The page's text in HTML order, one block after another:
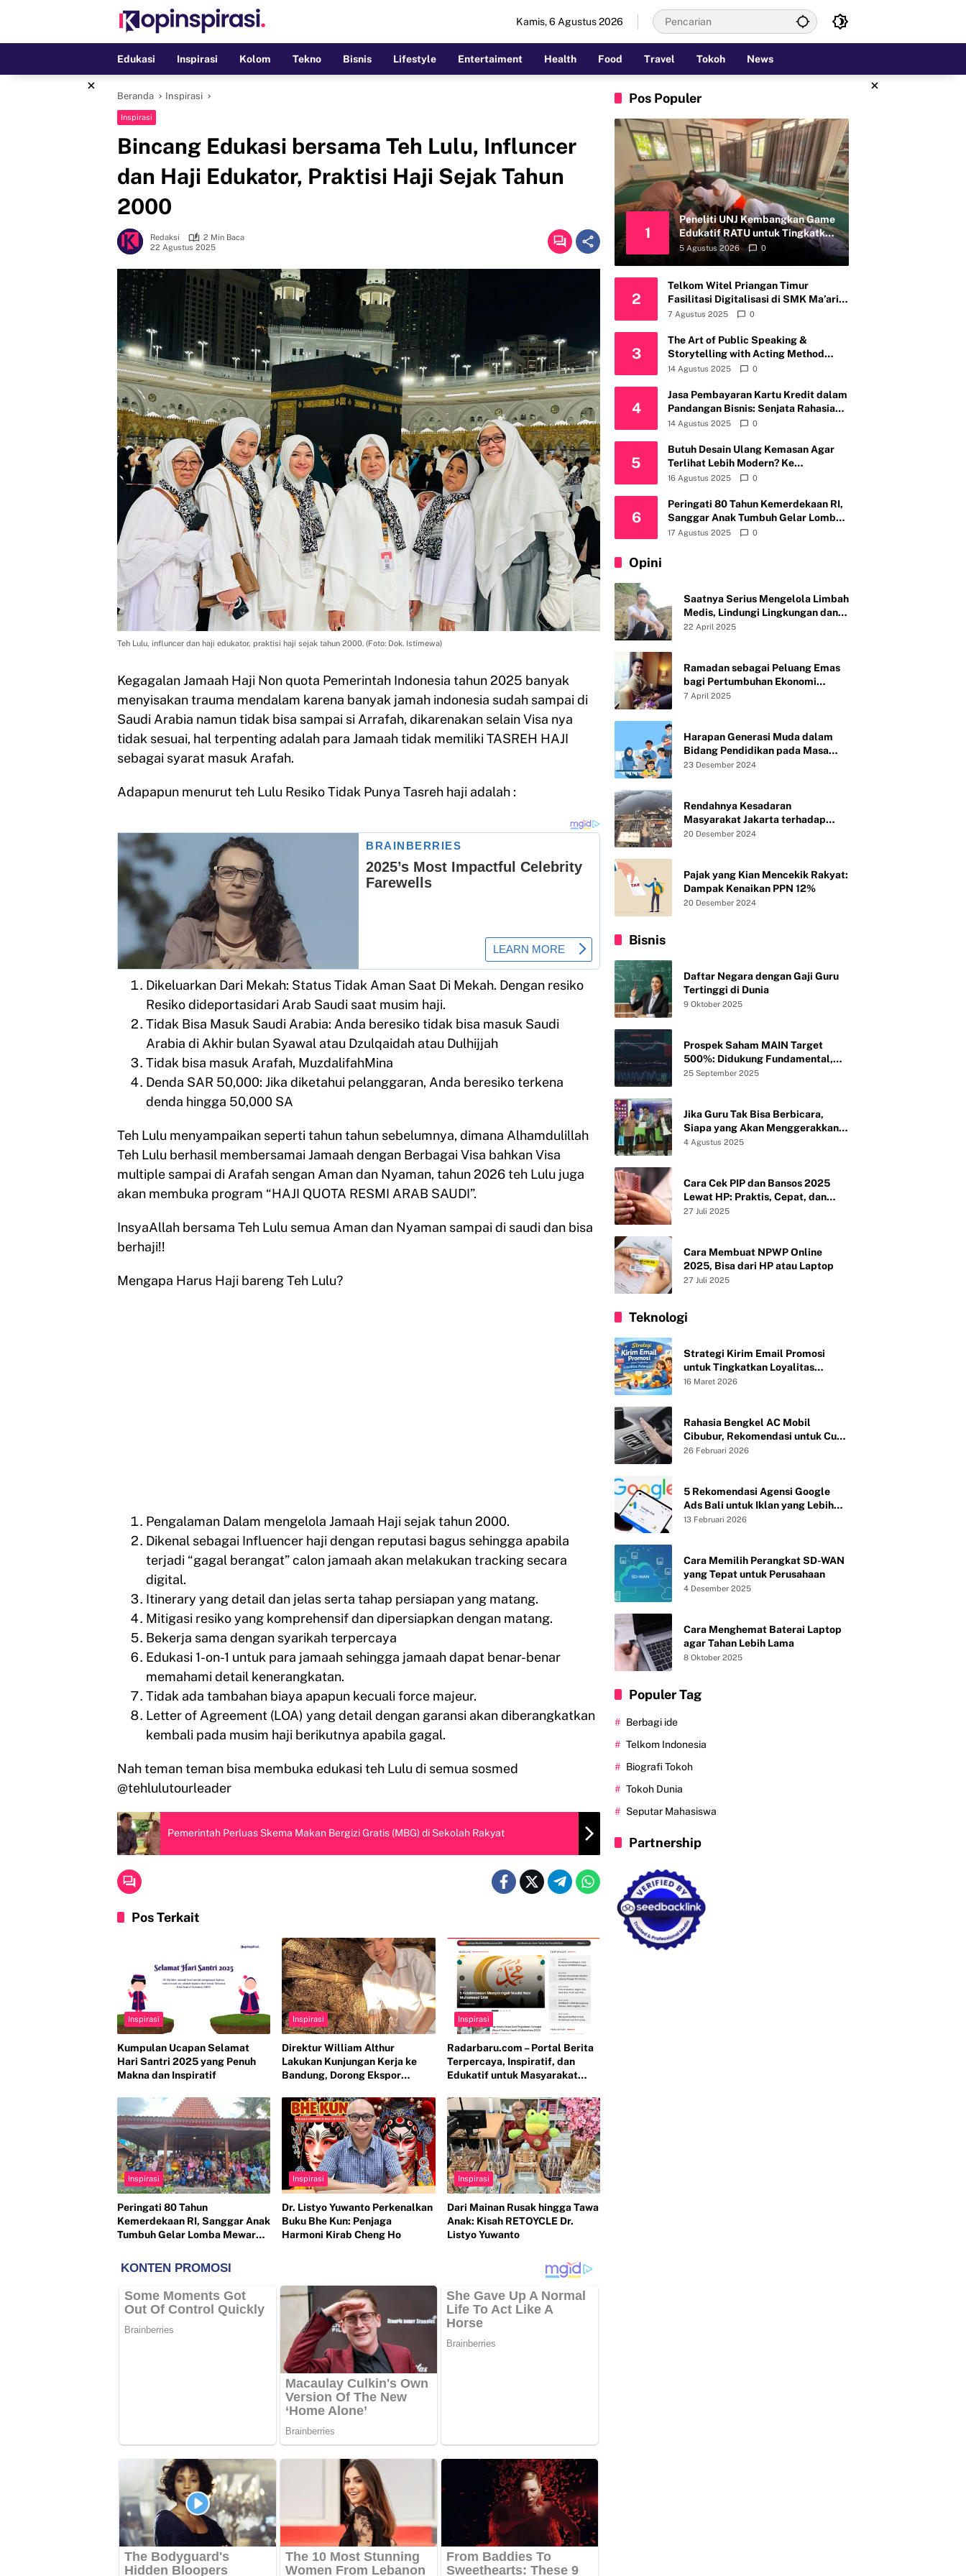
Kamis, 6 Agustus 2026
Edukasi Inspirasi Kolom Tekno Bisnis Lifestyle Entertaiment Health Food Travel Tokoh News
× ×
Beranda Inspirasi
Inspirasi
Bincang Edukasi bersama Teh Lulu, Influncer
dan Haji Edukator, Praktisi Haji Sejak Tahun
2000
Redaksi
2 Min Baca
22 Agustus 2025
Teh Lulu, influncer dan haji edukator, praktisi haji sejak tahun 2000. (Foto: Dok. Istimewa)
Kegagalan Jamaah Haji Non quota Pemerintah Indonesia tahun 2025 banyak
menyisakan trauma mendalam karena banyak jamah indonesia sudah sampai di
Saudi Arabia namun tidak bisa sampai si Arrafah, dikarenakan selain Visa nya
tidak sesuai, hal terpenting adalah para Jamaah tidak memiliki TASREH HAJI
sebagai syarat masuk Arafah.
Adapapun menurut teh Lulu Resiko Tidak Punya Tasreh haji adalah :
Dikeluarkan Dari Mekah: Status Tidak Aman Saat Di Mekah. Dengan resiko
Resiko dideportasidari Arab Saudi saat musim haji.
Tidak Bisa Masuk Saudi Arabia: Anda beresiko tidak bisa masuk Saudi
Arabia di Akhir bulan Syawal atau Dzulqaidah atau Dulhijjah
Tidak bisa masuk Arafah, MuzdalifahMina
Denda SAR 50,000: Jika diketahui pelanggaran, Anda beresiko terkena
denda hingga 50,000 SA
Teh Lulu menyampaikan seperti tahun tahun sebelumnya, dimana Alhamdulillah
Teh Lulu berhasil membersamai Jamaah dengan Berbagai Visa bahkan Visa
multiple sampai di Arafah sengan Aman dan Nyaman, tahun 2026 teh Lulu juga
akan membuka program “HAJI QUOTA RESMI ARAB SAUDI”.
InsyaAllah bersama Teh Lulu semua Aman dan Nyaman sampai di saudi dan bisa
berhaji!!
Mengapa Harus Haji bareng Teh Lulu?
Pengalaman Dalam mengelola Jamaah Haji sejak tahun 2000.
Dikenal sebagai Influencer haji dengan reputasi bagus sehingga apabila
terjadi “gagal berangat” calon jamaah akan melakukan tracking secara
digital.
Itinerary yang detail dan jelas serta tahap persiapan yang matang.
Mitigasi resiko yang komprehensif dan dipersiapkan dengan matang.
Bekerja sama dengan syarikah terpercaya
Edukasi 1-on-1 untuk para jamaah sehingga jamaah dapat benar-benar
memahami detail kenerangkatan.
Tidak ada tambahan biaya apapun kecuali force majeur.
Letter of Agreement (LOA) yang detail dengan garansi akan diberangkatkan
kembali pada musim haji berikutnya apabila gagal.
Nah teman teman bisa membuka edukasi teh Lulu di semua sosmed
@tehlulutourleader
Pemerintah Perluas Skema Makan Bergizi Gratis (MBG) di Sekolah Rakyat
Pos Terkait
Inspirasi
Kumpulan Ucapan Selamat
Hari Santri 2025 yang Penuh
Makna dan Inspiratif
Inspirasi
Direktur William Althur
Lakukan Kunjungan Kerja ke
Bandung, Dorong Ekspor
Resources ke Pasar
Internasional
Inspirasi
Radarbaru.com – Portal Berita
Terpercaya, Inspiratif, dan
Edukatif untuk Masyarakat
Inspirasi
Peringati 80 Tahun
Kemerdekaan RI, Sanggar Anak
Tumbuh Gelar Lomba Mewarnai
Cintai Batik Nusantara
Inspirasi
Dr. Listyo Yuwanto Perkenalkan
Buku Bhe Kun: Penjaga
Harmoni Kirab Cheng Ho
Inspirasi
Dari Mainan Rusak hingga Tawa
Anak: Kisah RETOYCLE Dr.
Listyo Yuwanto
Pos Populer
1
Peneliti UNJ Kembangkan Game
Edukatif RATU untuk Tingkatkan
Kemandirian Perawatan Organ
Reproduksi Anak Hambatan
5 Agustus 2026 0
2
Telkom Witel Priangan Timur
Fasilitasi Digitalisasi di SMK Ma’arif
Al Ghozali Cirebon
7 Agustus 2025 0
3
The Art of Public Speaking &
Storytelling with Acting Method
Bersama SANTRI, Sahabat Anti Riba
Depok
14 Agustus 2025 0
4
Jasa Pembayaran Kartu Kredit dalam
Pandangan Bisnis: Senjata Rahasia
atau Bom Waktu?
14 Agustus 2025 0
5
Butuh Desain Ulang Kemasan Agar
Terlihat Lebih Modern? Ke
Fruitylogic.com Aja
16 Agustus 2025 0
6
Peringati 80 Tahun Kemerdekaan RI,
Sanggar Anak Tumbuh Gelar Lomba
Mewarnai & Menggambar, Ajak Anak
17 Agustus 2025 0
Opini
Saatnya Serius Mengelola Limbah
Medis, Lindungi Lingkungan dan
Kesehatan Publik
22 April 2025
Ramadan sebagai Peluang Emas
bagi Pertumbuhan Ekonomi
Syariah UMKM
7 April 2025
Harapan Generasi Muda dalam
Bidang Pendidikan pada Masa
Presiden Baru Republik Indonesia
23 Desember 2024
Rendahnya Kesadaran
Masyarakat Jakarta terhadap
Kebersihan Lingkungan
20 Desember 2024
Pajak yang Kian Mencekik Rakyat:
Dampak Kenaikan PPN 12%
20 Desember 2024
Bisnis
Daftar Negara dengan Gaji Guru
Tertinggi di Dunia
9 Oktober 2025
Prospek Saham MAIN Target
500%: Didukung Fundamental,
Valuasi, dan Teknikal
25 September 2025
Jika Guru Tak Bisa Berbicara,
Siapa yang Akan Menggerakkan
Peradaban?
4 Agustus 2025
Cara Cek PIP dan Bansos 2025
Lewat HP: Praktis, Cepat, dan
Tanpa Ribet
27 Juli 2025
Cara Membuat NPWP Online
2025, Bisa dari HP atau Laptop
27 Juli 2025
Teknologi
Strategi Kirim Email Promosi
untuk Tingkatkan Loyalitas
Pelanggan
16 Maret 2026
Rahasia Bengkel AC Mobil
Cibubur, Rekomendasi untuk Cuci
Evaporator dan Isi Freon agar AC
26 Februari 2026
5 Rekomendasi Agensi Google
Ads Bali untuk Iklan yang Lebih
Efektif
13 Februari 2026
Cara Memilih Perangkat SD-WAN
yang Tepat untuk Perusahaan
4 Desember 2025
Cara Menghemat Baterai Laptop
agar Tahan Lebih Lama
8 Oktober 2025
Populer Tag
Berbagi ide
Telkom Indonesia
Biografi Tokoh
Tokoh Dunia
Seputar Mahasiswa
Partnership